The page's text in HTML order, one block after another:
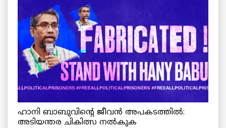
ഹാനി ബാബുവിന്റെ ജീവൻ അപകടത്തിൽ:
അടിയന്തര ചികിത്സ നൽകുക